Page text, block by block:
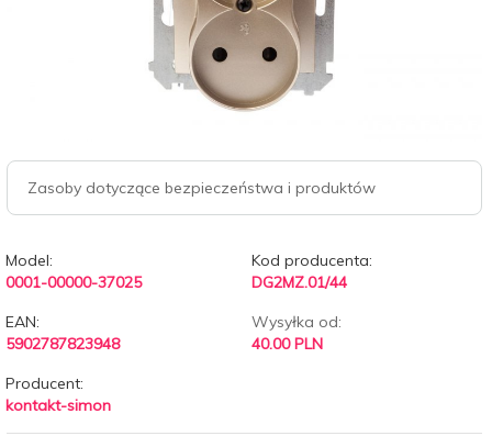
Zasoby dotyczące bezpieczeństwa i produktów
Model:
0001-00000-37025
Kod producenta:
DG2MZ.01/44
EAN:
5902787823948
Wysyłka od:
40.00 PLN
Producent:
kontakt-simon